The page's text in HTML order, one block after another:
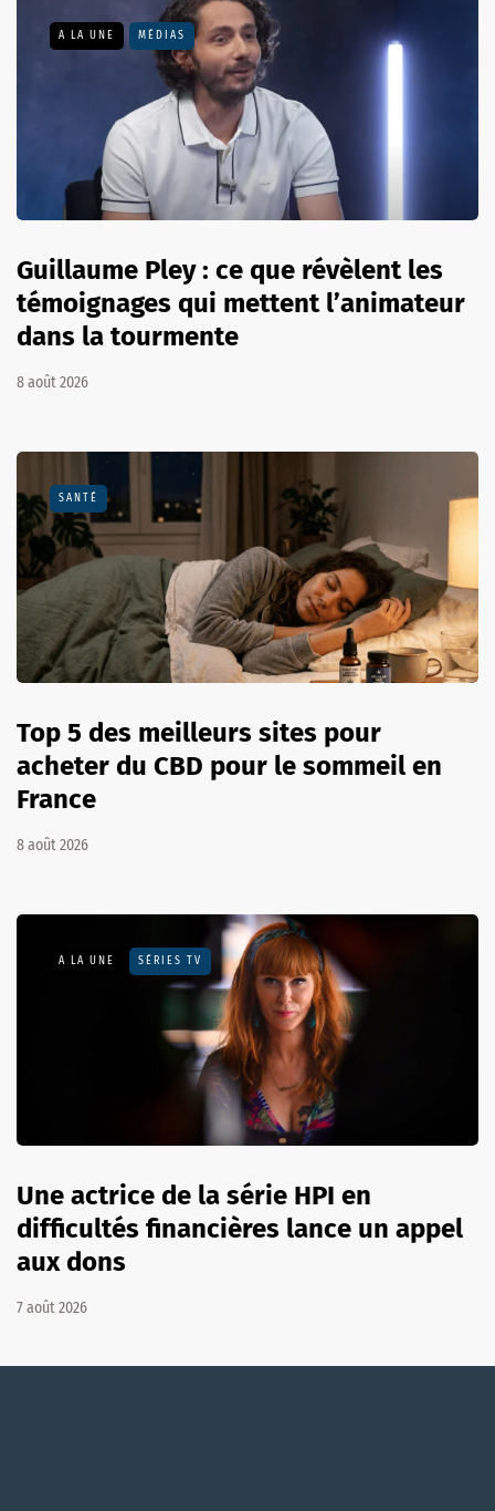
A LA UNE MÉDIAS
Guillaume Pley : ce que révèlent les
témoignages qui mettent l’animateur
dans la tourmente
8 août 2026
SANTÉ
Top 5 des meilleurs sites pour
acheter du CBD pour le sommeil en
France
8 août 2026
A LA UNE SÉRIES TV
Une actrice de la série HPI en
difficultés financières lance un appel
aux dons
7 août 2026